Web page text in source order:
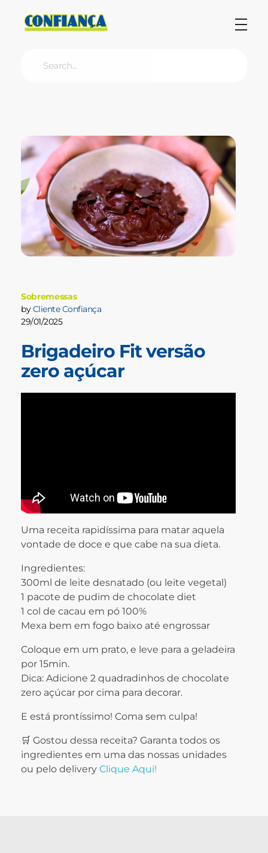
Brigadeiro Fit versão
zero açúcar
29/01/2025
by Cliente Confiança
Sobremessas
Uma receita rapidíssima para matar aquela
vontade de doce e que cabe na sua dieta.
Ingredientes:
300ml de leite desnatado (ou leite vegetal)
1 pacote de pudim de chocolate diet
1 col de cacau em pó 100%
Mexa bem em fogo baixo até engrossar
Coloque em um prato, e leve para a geladeira
por 15min.
Dica: Adicione 2 quadradinhos de chocolate
zero açúcar por cima para decorar.
E está prontíssimo! Coma sem culpa!
🛒 Gostou dessa receita? Garanta todos os
ingredientes em uma das nossas unidades
ou pelo delivery Clique Aqui!